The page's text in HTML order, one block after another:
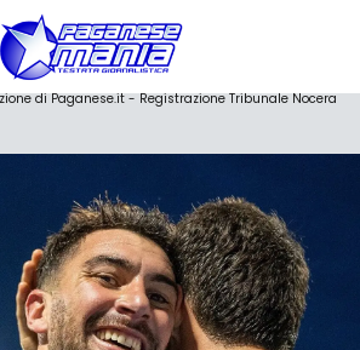
di Paganese.it - Registrazione Tribunale Nocera